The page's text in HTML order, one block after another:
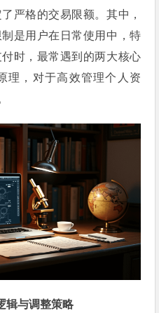
严格的交易限额。其中，
是用户在日常使用中，特
时，最常遇到的两大核心
理，对于高效管理个人资
辑与调整策略